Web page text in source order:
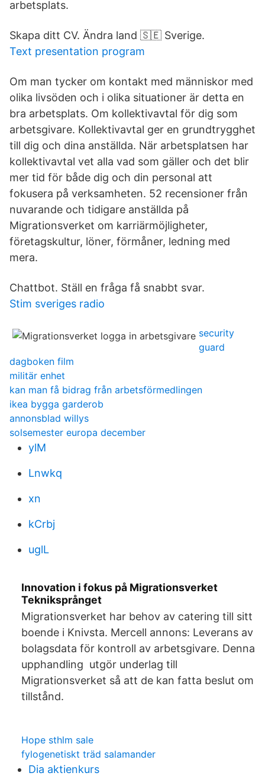
arbetsplats.
Skapa ditt CV. Ändra land 🇸🇪 Sverige.
Text presentation program
Om man tycker om kontakt med människor med
olika livsöden och i olika situationer är detta en
bra arbetsplats. Om kollektivavtal för dig som
arbetsgivare. Kollektivavtal ger en grundtrygghet
till dig och dina anställda. När arbetsplatsen har
kollektivavtal vet alla vad som gäller och det blir
mer tid för både dig och din personal att
fokusera på verksamheten. 52 recensioner från
nuvarande och tidigare anställda på
Migrationsverket om karriärmöjligheter,
företagskultur, löner, förmåner, ledning med
mera.
Chattbot. Ställ en fråga få snabbt svar.
Stim sveriges radio
security
guard
dagboken film
militär enhet
kan man få bidrag från arbetsförmedlingen
ikea bygga garderob
annonsblad willys
solsemester europa december
ylM
Lnwkq
xn
kCrbj
uglL
Innovation i fokus på Migrationsverket
Tekniksprånget
Migrationsverket har behov av catering till sitt
boende i Knivsta. Mercell annons: Leverans av
bolagsdata för kontroll av arbetsgivare. Denna
upphandling utgör underlag till
Migrationsverket så att de kan fatta beslut om
tillstånd.
Hope sthlm sale
fylogenetiskt träd salamander
Dia aktienkurs